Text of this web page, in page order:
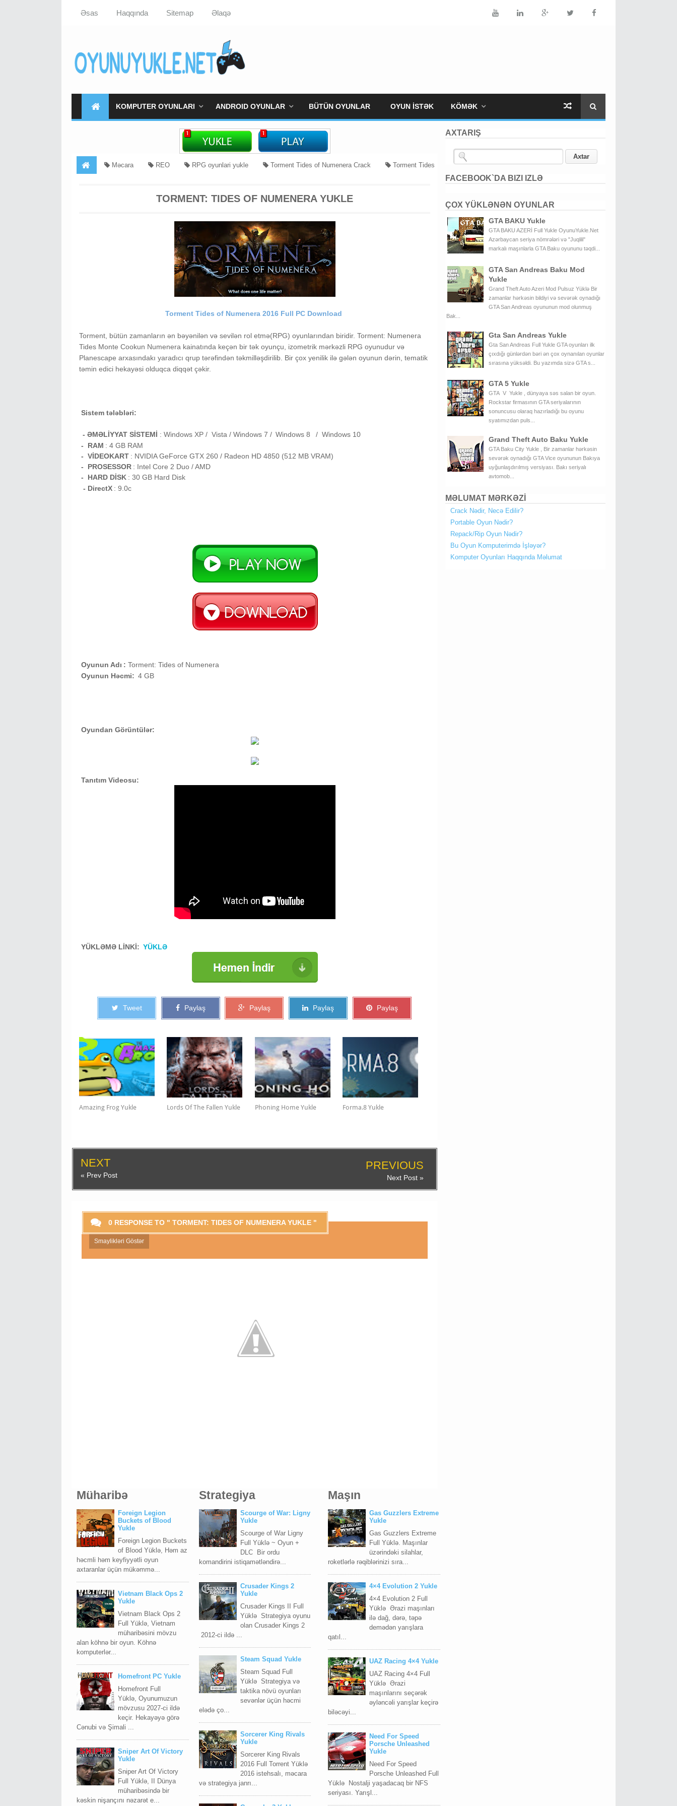
Əsas Haqqında Sitemap Əlaqə
KOMPUTER OYUNLARI ANDROID OYUNLAR BÜTÜN OYUNLAR OYUN İSTƏK KÖMƏK
Məcara REO RPG oyunlari yukle Torment Tides of Numenera Crack Torment Tides
TORMENT: TIDES OF NUMENERA YUKLE
Torment Tides of Numenera 2016 Full PC Download
Torment, bütün zamanların ən bəyənilən və sevilən rol etmə(RPG) oyunlarından biridir. Torment: Numenera
Tides Monte Cookun Numenera kainatında keçən bir tək oyunçu, izometrik mərkəzli RPG oyunudur və
Planescape arxasındakı yaradıcı qrup tərəfindən təkmilləşdirilib. Bir çox yenilik ilə gələn oyunun dərin, tematik
təmin edici hekayəsi olduqca diqqət çəkir.
Sistem tələbləri:
- ƏMƏLİYYAT SİSTEMİ : Windows XP / Vista / Windows 7 / Windows 8 / Windows 10
- RAM : 4 GB RAM
- VİDEOKART : NVIDIA GeForce GTX 260 / Radeon HD 4850 (512 MB VRAM)
- PROSESSOR : Intel Core 2 Duo / AMD
- HARD DİSK : 30 GB Hard Disk
- DirectX : 9.0c
Oyunun Adı : Torment: Tides of Numenera
Oyunun Həcmi: 4 GB
Oyundan Görüntülər:
Tanıtım Videosu:
YÜKLƏMƏ LİNKİ: YÜKLƏ
Tweet Paylaş Paylaş Paylaş Paylaş
Amazing Frog Yukle Lords Of The Fallen Yukle Phoning Home Yukle Forma.8 Yukle
NEXT
« Prev Post
PREVIOUS
Next Post »
0 RESPONSE TO " TORMENT: TIDES OF NUMENERA YUKLE "
Smaylikləri Göstər
Müharibə
Foreign Legion
Buckets of Blood
Yukle
Foreign Legion Buckets
of Blood Yüklə, Həm az
həcmli həm keyfiyyətli oyun
axtaranlar üçün mükəmmə...
Vietnam Black Ops 2
Yukle
Vietnam Black Ops 2
Full Yüklə, Vietnam
müharibəsini mövzu
alan köhnə bir oyun. Köhnə
komputerlər...
Homefront PC Yukle
Homefront Full
Yüklə, Oyunumuzun
mövzusu 2027-ci ildə
keçir. Hekayəyə görə
Cənubi və Şimali ...
Sniper Art Of Victory
Yukle
Sniper Art Of Victory
Full Yüklə, II Dünya
müharibəsində bir
kəskin nişançını nəzarət e...
Maşın
Gas Guzzlers Extreme
Yukle
Gas Guzzlers Extreme
Full Yüklə. Maşınlar
üzərindəki silahlar,
roketlərlə rəqiblərinizi sıra...
4×4 Evolution 2 Yukle
4×4 Evolution 2 Full
Yüklə Ərazi maşınları
ilə dağ, dərə, təpə
demədən yarışlara
qatıl...
UAZ Racing 4×4 Yukle
UAZ Racing 4×4 Full
Yüklə Ərazi
maşınlarını seçərək
əyləncəli yarışlar keçirə
biləcəyi...
Need For Speed
Porsche Unleashed
Yukle
Need For Speed
Porsche Unleashed Full
Yüklə Nostalji yaşadacaq bir NFS
seriyası. Yarışl...
Strategiya
Scourge of War: Ligny
Yukle
Scourge of War Ligny
Full Yüklə ~ Oyun +
DLC Bir ordu
komandirini istiqamətləndirə...
Crusader Kings 2
Yukle
Crusader Kings II Full
Yüklə Strategiya oyunu
olan Crusader Kings 2
2012-ci ildə ...
Steam Squad Yukle
Steam Squad Full
Yüklə Strategiya və
taktika növü oyunları
sevənlər üçün həcmi
elədə ço...
Sorcerer King Rivals
Yukle
Sorcerer King Rivals
2016 Full Torrent Yüklə
2016 istehsalı, məcara
və strategiya janrı...
AXTARIŞ
FACEBOOK`DA BIZI IZLƏ
ÇOX YÜKLƏNƏN OYUNLAR
GTA BAKU Yukle
GTA BAKU AZERİ Full Yukle OyunuYukle.Net
Azərbaycan seriya nömrələri və "Juqlili"
markalı maşınlarla GTA Baku oyununu təqdi...
GTA San Andreas Baku Mod
Yukle
Grand Theft Auto Azeri Mod Pulsuz Yüklə Bir
zamanlar hərkəsin bildiyi və sevərək oynadığı
GTA San Andreas oyununun mod olunmuş
Bak...
Gta San Andreas Yukle
Gta San Andreas Full Yukle GTA oyunları ilk
çıxdığı günlərdən bəri ən çox oynanılan oyunlar
sırasına yüksəldi. Bu yazımda sizə GTA s...
GTA 5 Yukle
GTA V Yukle , dünyaya səs salan bir oyun.
Rockstar firmasının GTA seriyalarının
sonuncusu olaraq hazırladığı bu oyunu
syatımızdan puls...
Grand Theft Auto Baku Yukle
GTA Baku City Yukle , Bir zamanlar hərkəsin
sevərək oynadığı GTA Vice oyununun Bakıya
uyğunlaşdırılmış versiyası. Bakı seriyalı
avtomob...
MƏLUMAT MƏRKƏZİ
Crack Nədir, Necə Edilir?
Portable Oyun Nədir?
Repack/Rip Oyun Nədir?
Bu Oyun Komputerimdə İşləyər?
Komputer Oyunları Haqqında Məlumat